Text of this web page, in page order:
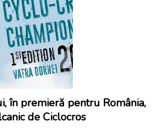
în premieră pentru România,
de Ciclocros